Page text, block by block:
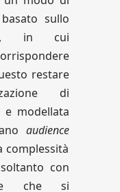
sullo
in cui
restare
di
e modellata
audience
complessità
con
che si